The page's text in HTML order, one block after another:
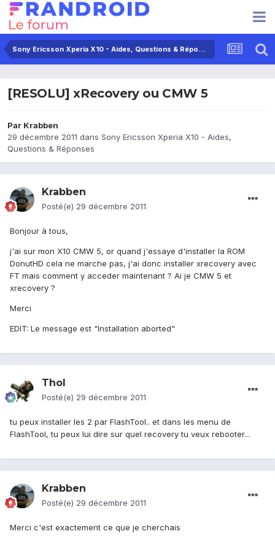
Sony Ericsson Xperia X10 - Aides, Questions & Réponses
[RESOLU] xRecovery ou CMW 5
Par Krabben
29 décembre 2011 dans Sony Ericsson Xperia X10 - Aides,
Questions & Réponses
Krabben
Posté(e) 29 décembre 2011
Bonjour à tous,
j'ai sur mon X10 CMW 5, or quand j'essaye d'installer la ROM
DonutHD cela ne marche pas, j'ai donc installer xrecovery avec
FT mais comment y acceder maintenant ? Ai je CMW 5 et
xrecovery ?
Merci
EDIT: Le message est "Installation aborted"
Thol
Posté(e) 29 décembre 2011
tu peux installer les 2 par FlashTool.. et dans les menu de
FlashTool, tu peux lui dire sur quel recovery tu veux rebooter...
Krabben
Posté(e) 29 décembre 2011
Merci c'est exactement ce que je cherchais